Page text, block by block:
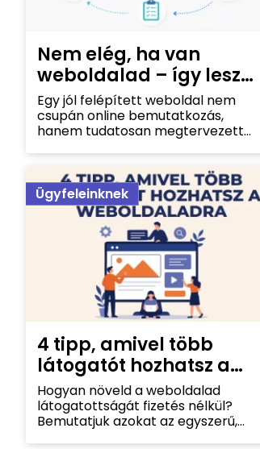
Nem elég, ha van
weboldalad – így lesz
belőle ügyfélszerző
rendszer
Egy jól felépített weboldal nem
csupán online bemutatkozás,
hanem tudatosan megtervezett
szükségesek ahhoz, hogy egy
weboldal több érdeklődőt,
ajánlatkérést és valódi üzleti
eredményt hozzon.
Ügyfeleinknek
4 tipp, amivel több
látogatót hozhatsz a
weboldaladra
Hogyan növeld a weboldalad
látogatottságát fizetés nélkül?
Bemutatjuk azokat az egyszerű,